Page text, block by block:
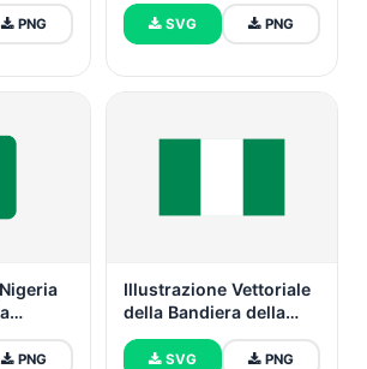
PNG SVG PNG
PNG
Illustrazione Vettoriale
della Bandiera della
Nigeria Triangolare
SVG PNG